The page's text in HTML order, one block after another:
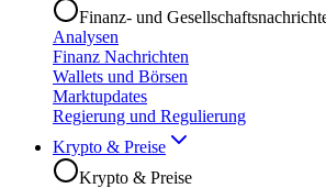
Finanz- und
Analysen
Finanz Nachrichten
Wallets und Börsen
Marktupdates
Regierung und Regulierung
Krypto & Preise
Krypto & Preise